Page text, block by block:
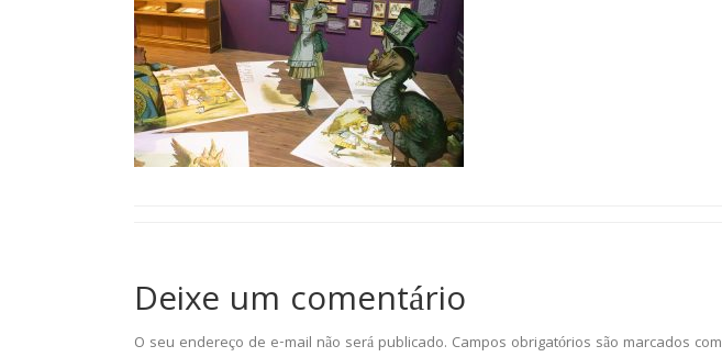
Deixe um comentário
O seu endereço de e-mail não será publicado. Campos obrigatórios são marcados com